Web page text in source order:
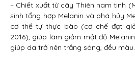
– Chiết xuất từ cây Thiên nam tinh
sinh tổng hợp Melanin và phá hủy
cơ thế tự thực bào (cơ chế đạt
2016), giúp làm giảm mật độ
giúp da trở nên trắng sáng, đều màu.